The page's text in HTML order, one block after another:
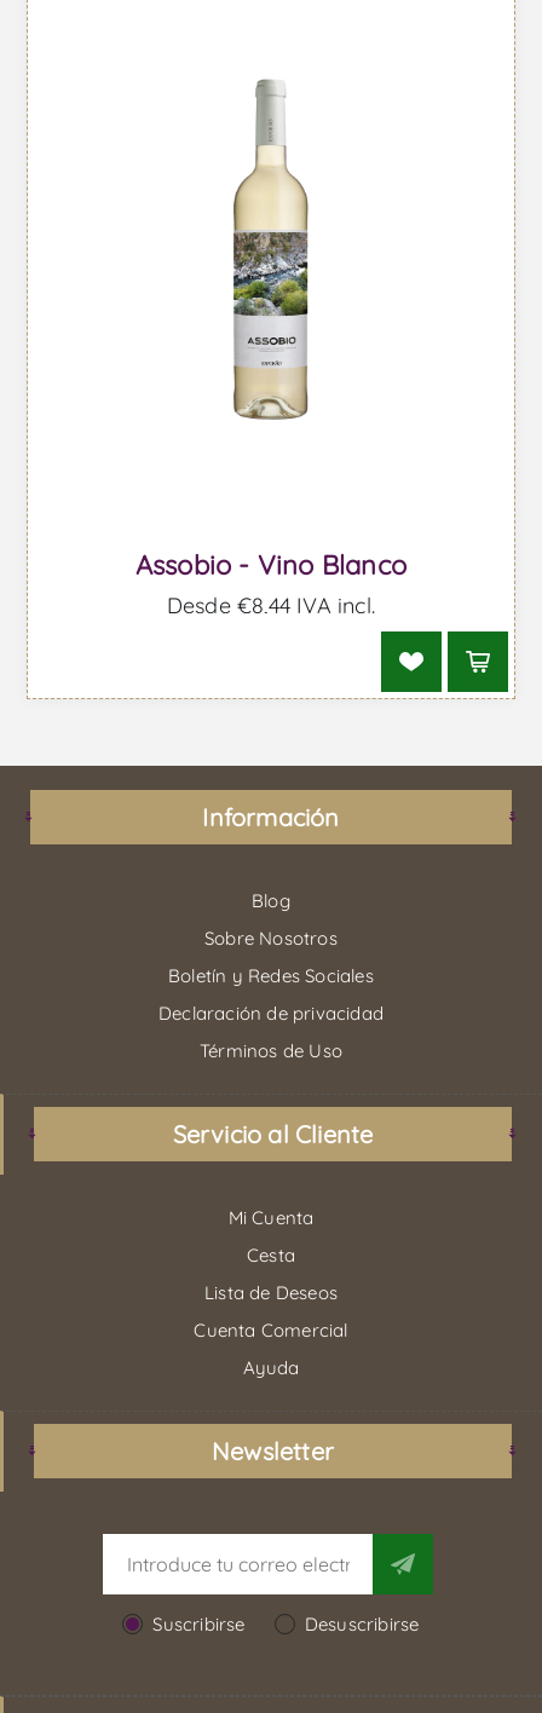
Assobio - Vino Blanco
Desde €8,44 IVA incl.
Información
Blog
Sobre Nosotros
Boletín y Redes Sociales
Declaración de privacidad
Términos de Uso
Servicio al Cliente
Mi Cuenta
Cesta
Lista de Deseos
Cuenta Comercial
Ayuda
Newsletter
Suscribirse Desuscribirse